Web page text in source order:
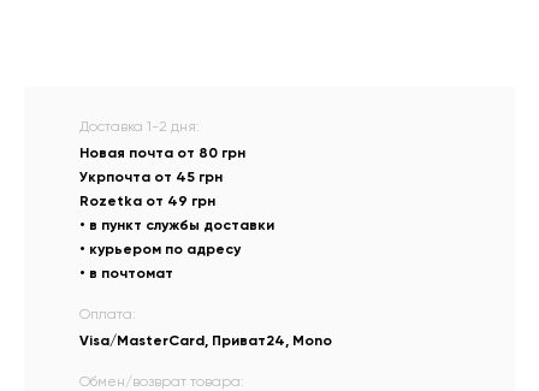
Доставка 1-2 дня:
Новая почта от 80 грн
Укрпочта от 45 грн
Rozetka от 49 грн
• в пункт службы доставки
• курьером по адресу
• в почтомат
Оплата:
Visa/MasterCard, Приват24, Mono
Обмен/возврат товара: